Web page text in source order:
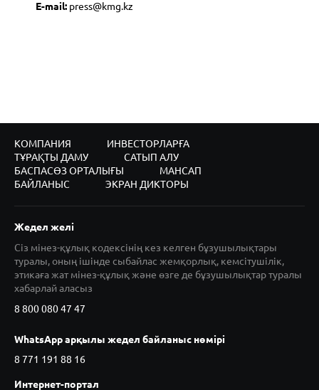
E-mail: press@kmg.kz
КОМПАНИЯ
ИНВЕСТОРЛАРҒА
ТҰРАҚТЫ ДАМУ
САТЫП АЛУ
БАСПАСӨЗ ОРТАЛЫҒЫ
МАНСАП
БАЙЛАНЫС
ЭКРАН ДИКТОРЫ
Жедел желі
Сіз мінез-құлық кодексінің кез келген бұзушылықтары
туралы, оның ішінде сыбайлас жемқорлық, кемсітушілік,
этикаға жат мінез-құлық және өзге де бұзушылықтар туралы
хабарлай аласыз
8 800 080 47 47
WhatsApp арқылы жедел байланыс нөмірі
8 771 191 88 16
Интернет-портал